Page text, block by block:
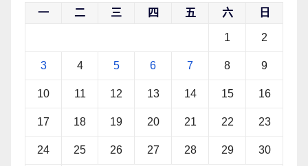
一 二 三 四 五 六 日
1 2
3 4 5 6 7 8 9
10 11 12 13 14 15 16
17 18 19 20 21 22 23
24 25 26 27 28 29 30